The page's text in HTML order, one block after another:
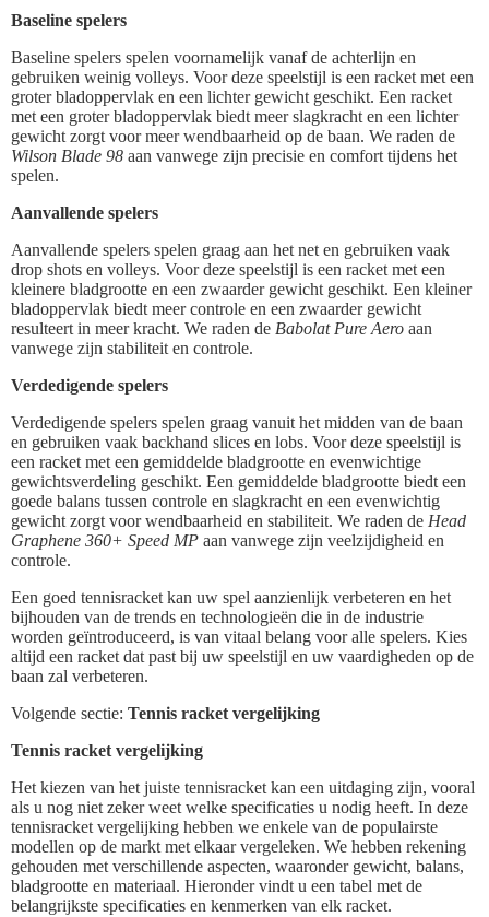
Baseline spelers
Baseline spelers spelen voornamelijk vanaf de achterlijn en
gebruiken weinig volleys. Voor deze speelstijl is een racket met een
groter bladoppervlak en een lichter gewicht geschikt. Een racket
met een groter bladoppervlak biedt meer slagkracht en een lichter
gewicht zorgt voor meer wendbaarheid op de baan. We raden de
Wilson Blade 98 aan vanwege zijn precisie en comfort tijdens het
spelen.
Aanvallende spelers
Aanvallende spelers spelen graag aan het net en gebruiken vaak
drop shots en volleys. Voor deze speelstijl is een racket met een
kleinere bladgrootte en een zwaarder gewicht geschikt. Een kleiner
bladoppervlak biedt meer controle en een zwaarder gewicht
resulteert in meer kracht. We raden de Babolat Pure Aero aan
vanwege zijn stabiliteit en controle.
Verdedigende spelers
Verdedigende spelers spelen graag vanuit het midden van de baan
en gebruiken vaak backhand slices en lobs. Voor deze speelstijl is
een racket met een gemiddelde bladgrootte en evenwichtige
gewichtsverdeling geschikt. Een gemiddelde bladgrootte biedt een
goede balans tussen controle en slagkracht en een evenwichtig
gewicht zorgt voor wendbaarheid en stabiliteit. We raden de Head
Graphene 360+ Speed MP aan vanwege zijn veelzijdigheid en
controle.
Een goed tennisracket kan uw spel aanzienlijk verbeteren en het
bijhouden van de trends en technologieën die in de industrie
worden geïntroduceerd, is van vitaal belang voor alle spelers. Kies
altijd een racket dat past bij uw speelstijl en uw vaardigheden op de
baan zal verbeteren.
Volgende sectie: Tennis racket vergelijking
Tennis racket vergelijking
Het kiezen van het juiste tennisracket kan een uitdaging zijn, vooral
als u nog niet zeker weet welke specificaties u nodig heeft. In deze
tennisracket vergelijking hebben we enkele van de populairste
modellen op de markt met elkaar vergeleken. We hebben rekening
gehouden met verschillende aspecten, waaronder gewicht, balans,
bladgrootte en materiaal. Hieronder vindt u een tabel met de
belangrijkste specificaties en kenmerken van elk racket.